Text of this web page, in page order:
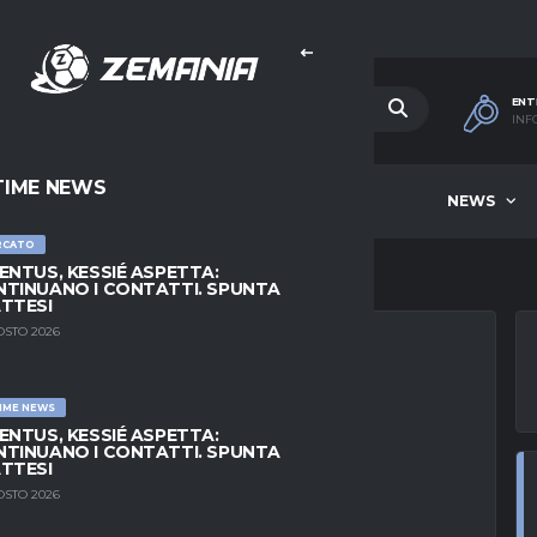
NEWS
NEWS
KESSIÉ ASPETTA:
I CONTATTI. SPUNTA
2026
NEWS
KESSIÉ ASPETTA:
I CONTATTI. SPUNTA
2026
KONÈ
CLAUSOLA: LA